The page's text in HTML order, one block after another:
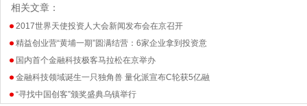
相关文章：
2017世界天使投资人大会新闻发布会在京召开
精益创业营“黄埔一期”圆满结营：6家企业拿到投资意
国内首个金融科技极客马拉松在京举办
金融科技领域诞生一只独角兽 量化派宣布C轮获5亿融
“寻找中国创客”颁奖盛典乌镇举行